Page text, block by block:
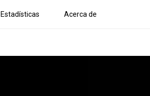
Estadísticas Acerca de